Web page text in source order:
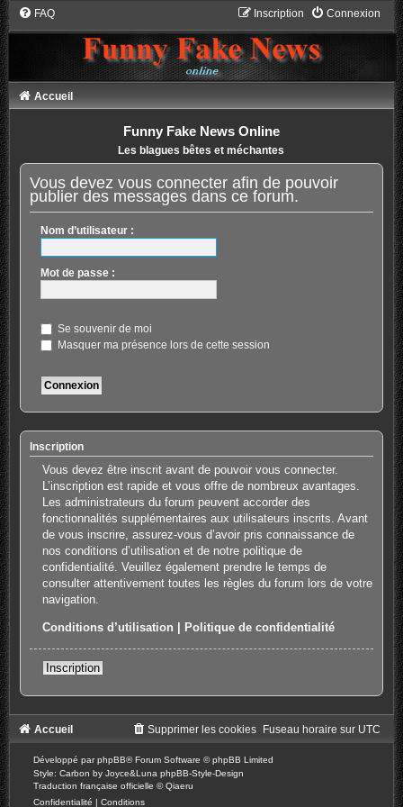
FAQ Connexion
Inscription
Accueil
Funny Fake News Online
Les blagues bêtes et méchantes
Vous devez vous connecter afin de pouvoir
publier des messages dans ce forum.
Nom d’utilisateur :
Mot de passe :
Se souvenir de moi
Masquer ma présence lors de cette session
Inscription
Vous devez être inscrit avant de pouvoir vous connecter.
L’inscription est rapide et vous offre de nombreux avantages.
Les administrateurs du forum peuvent accorder des
fonctionnalités supplémentaires aux utilisateurs inscrits. Avant
de vous inscrire, assurez-vous d’avoir pris connaissance de
nos conditions d’utilisation et de notre politique de
confidentialité. Veuillez également prendre le temps de
consulter attentivement toutes les règles du forum lors de votre
navigation.
Conditions d’utilisation Politique de confidentialité
Inscription
Accueil Fuseau horaire sur UTC
Supprimer les cookies
Développé parphpBB® Forum Software © phpBB Limited
Style: Carbon by Joyce&Luna phpBB-Style-Design
Traduction française officielle ©Qiaeru
Confidentialité | Conditions